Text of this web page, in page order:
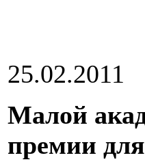
25.02.2011
Малой
премии